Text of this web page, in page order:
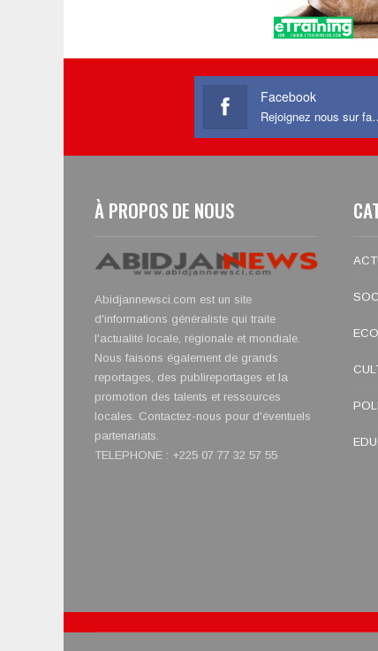
Facebook
À PROPOS DE NOUS
Abidjannewsci.com est un site
d'informations généraliste qui traite
l'actualité locale, régionale et mondiale.
Nous faisons également de grands
reportages, des publireportages et la
promotion des talents et ressources
locales. Contactez-nous pour d'éventuels
partenariats.
TELEPHONE : +225 07 77 32 57 55